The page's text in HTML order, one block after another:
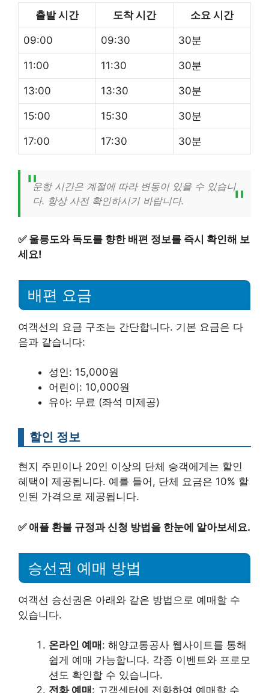
출발 시간 도착 시간 소요 시간
09:00 09:30 30분
11:00 11:30 30분
13:00 13:30 30분
15:00 15:30 30분
17:00 17:30 30분
운항 시간은 계절에 따라 변동이 있을 수 있습니
다. 항상 사전 확인하시기 바랍니다.
✅ 울릉도와 독도를 향한 배편 정보를 즉시 확인해 보
세요!
배편 요금
여객선의 요금 구조는 간단합니다. 기본 요금은 다
음과 같습니다:
성인: 15,000원
어린이: 10,000원
유아: 무료 (좌석 미제공)
할인 정보
현지 주민이나 20인 이상의 단체 승객에게는 할인
혜택이 제공됩니다. 예를 들어, 단체 요금은 10% 할
인된 가격으로 제공됩니다.
✅ 애플 환불 규정과 신청 방법을 한눈에 알아보세요.
승선권 예매 방법
여객선 승선권은 아래와 같은 방법으로 예매할 수
있습니다.
온라인 예매 : 해양교통공사 웹사이트를 통해
쉽게 예매 가능합니다. 각종 이벤트와 프로모
션도 확인할 수 있습니다.
전화 예매 : 고객센터에 전화하여 예매할 수